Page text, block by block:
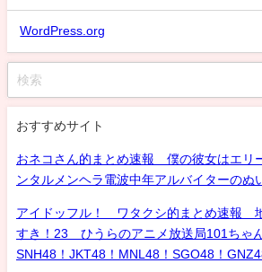
WordPress.org
おすすめサイト
おネコさん的まとめ速報 僕の彼女はエリ
ンタルメンヘラ電波中年アルバイターのぬ
アイドッフル！ ワタクシ的まとめ速報
すき！23 ひうらのアニメ放送局101ちゃ
SNH48！JKT48！MNL48！SGO48！